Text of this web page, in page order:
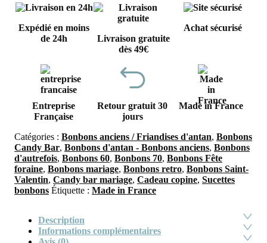
Expédié en moins
de 24h
Livraison gratuite
dès 49€
Achat sécurisé
Entreprise
Française
Retour gratuit 30
jours
Made in France
Catégories : Bonbons anciens / Friandises d'antan, Bonbons
Candy Bar, Bonbons d'antan - Bonbons anciens, Bonbons
d'autrefois, Bonbons 60, Bonbons 70, Bonbons Fête
foraine, Bonbons mariage, Bonbons retro, Bonbons Saint-
Valentin, Candy bar mariage, Cadeau copine, Sucettes
bonbons Étiquette : Made in France
Description
Informations complémentaires